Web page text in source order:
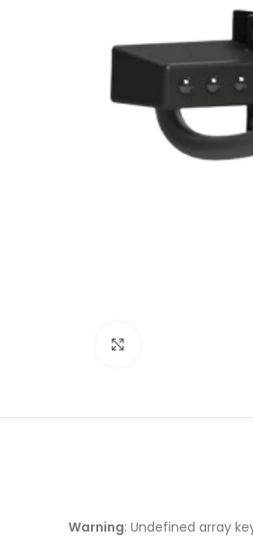
Warning: Undefined array